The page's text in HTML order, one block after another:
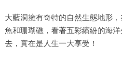
大藍洞擁有奇特的自然生態地形
魚和珊瑚礁，看著五彩繽紛的海
去，實在是人生一大享受！